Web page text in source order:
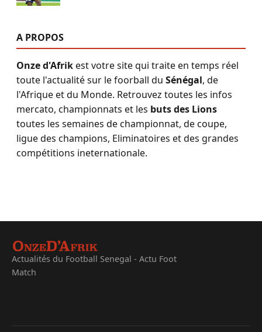
A PROPOS
Onze d'Afrikest votre site qui traite en temps réel
toute l'actualité sur le foorball du Sénégal, de
l'Afrique et du Monde. Retrouvez toutes les infos
mercato, championnats et les buts des Lions
toutes les semaines de championnat, de coupe,
ligue des champions, Eliminatoires et des grandes
compétitions ineternationale.
Actualités du Football Senegal - Actu Foot
Match